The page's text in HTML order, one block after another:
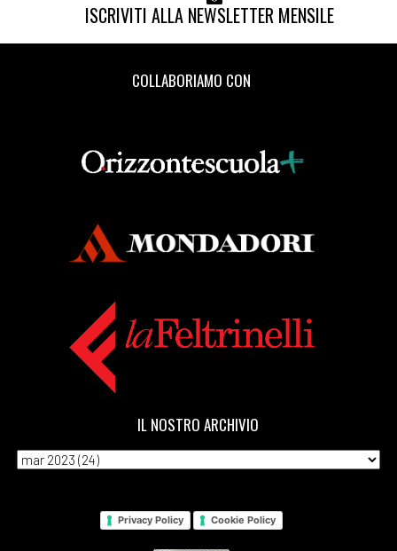
ISCRIVITI ALLA NEWSLETTER MENSILE
COLLABORIAMO CON
IL NOSTRO ARCHIVIO
Privacy Policy Cookie Policy